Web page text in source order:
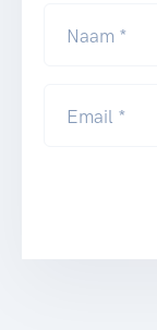
Naam *
Email *